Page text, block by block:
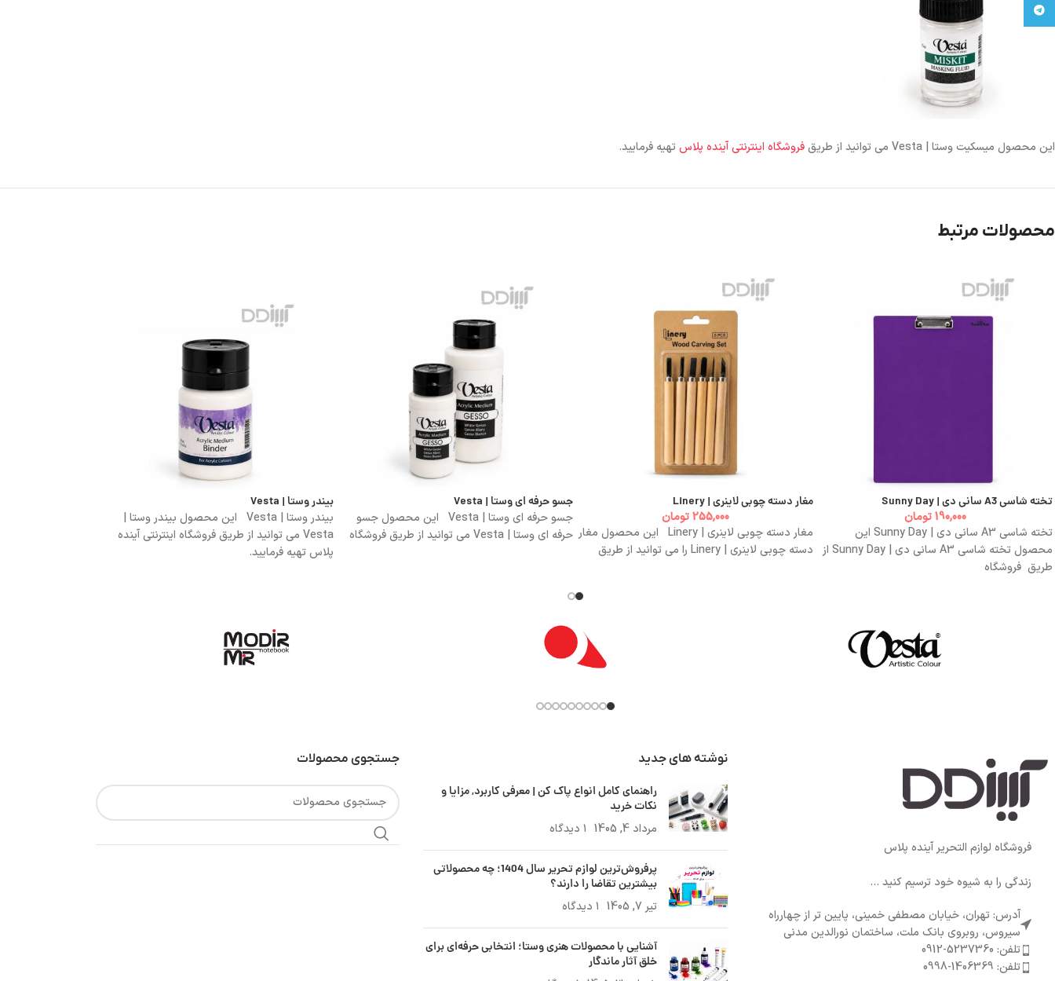
این محصول میسکیت وستا | Vesta می توانید از طریق فروشگاه اینترنتی آینده پلاستهیه فرمایید.
محصولات مرتبط
تخته شاسی A3 سانی دی | Sunny Day
190,000 تومان
تخته شاسی A3 سانی دی | Sunny Day این
محصول تخته شاسی A3 سانی دی | Sunny Day از
طریق فروشگاه
مغار دسته چوبی لاینری | Linery
255,000 تومان
مغار دسته چوبی لاینری | Linery این محصول مغار
دسته چوبی لاینری | Linery را می توانید از طریق
جسو حرفه ای وستا | Vesta
جسو حرفه ای وستا | Vesta این محصول جسو
حرفه ای وستا | Vesta می توانید از طریق فروشگاه
بیندر وستا | Vesta
بیندر وستا | Vesta این محصول بیندر وستا |
Vesta می توانید از طریق فروشگاه اینترنتی آینده
پلاس تهیه فرمایید.
فروشگاه لوازم التحریر آینده پلاس
زندگی را به شیوه خود ترسیم کنید ...
آدرس: تهران، خیابان مصطفی خمینی، پایین تر از چهارراه
سیروس، روبروی بانک ملت، ساختمان نورالدین مدنی
تلفن: 5237360-0912
تلفن: 1406369-0998
نوشته های جدید
راهنمای کامل انواع پاک کن | معرفی کاربرد, مزایا و
نکات خرید
مرداد 4, 1405 ۱ دیدگاه
پرفروش‌ترین لوازم تحریر سال 1404؛ چه محصولاتی
بیشترین تقاضا را دارند؟
تیر 7, 1405 ۱ دیدگاه
آشنایی با محصولات هنری وستا؛ انتخابی حرفه‌ای برای
خلق آثار ماندگار
جستجوی محصولات